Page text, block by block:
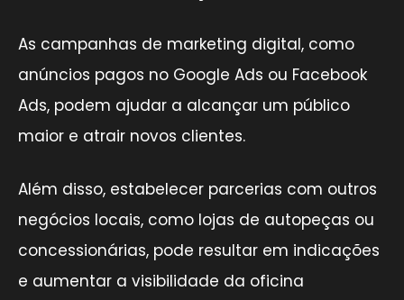
As campanhas de marketing digital, como
anúncios pagos no Google Ads ou Facebook
Ads, podem ajudar a alcançar um público
maior e atrair novos clientes.
Além disso, estabelecer parcerias com outros
negócios locais, como lojas de autopeças ou
concessionárias, pode resultar em indicações
e aumentar a visibilidade da oficina